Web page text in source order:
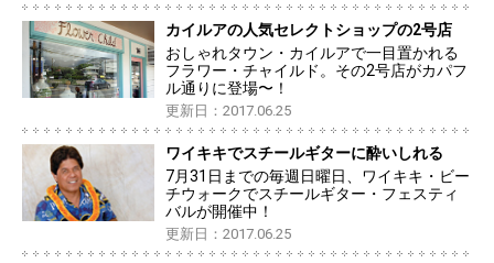
カイルアの人気セレクトショップの2号店
おしゃれタウン・カイルアで一目置かれる
フラワー・チャイルド。その2号店がカパフ
ル通りに登場〜！
更新日：2017.06.25
ワイキキでスチールギターに酔いしれる
7月31日までの毎週日曜日、ワイキキ・ビー
チウォークでスチールギター・フェスティ
バルが開催中！
更新日：2017.06.25